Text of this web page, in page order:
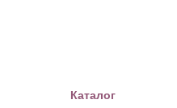
Каталог